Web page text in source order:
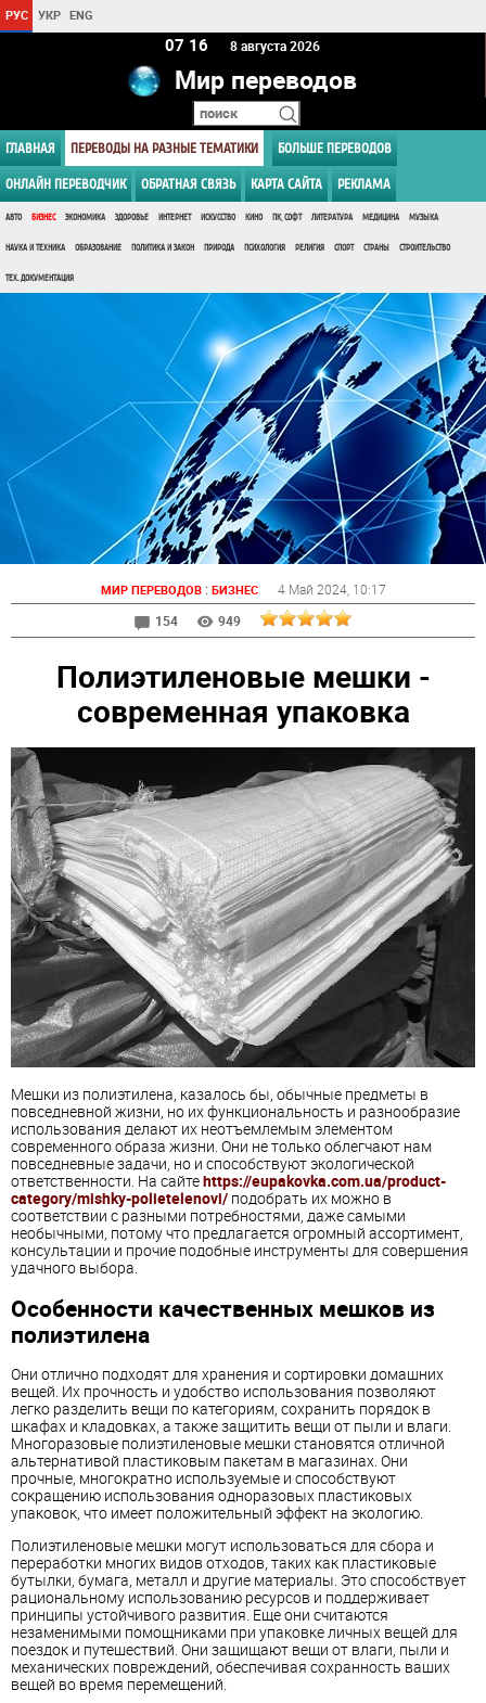
РУС УКР ENG
07:16 8 августа 2026
Мир переводов
ГЛАВНАЯ ПЕРЕВОДЫ НА РАЗНЫЕ ТЕМАТИКИ БОЛЬШЕ ПЕРЕВОДОВ
ОНЛАЙН ПЕРЕВОДЧИК ОБРАТНАЯ СВЯЗЬ КАРТА САЙТА РЕКЛАМА
АВТО БИЗНЕС ЭКОНОМИКА ЗДОРОВЬЕ ИНТЕРНЕТ ИСКУССТВО КИНО ПК, СОФТ ЛИТЕРАТУРА МЕДИЦИНА МУЗЫКА
НАУКА И ТЕХНИКА ОБРАЗОВАНИЕ ПОЛИТИКА И ЗАКОН ПРИРОДА ПСИХОЛОГИЯ РЕЛИГИЯ СПОРТ СТРАНЫ СТРОИТЕЛЬСТВО
ТЕХ. ДОКУМЕНТАЦИЯ
МИР ПЕРЕВОДОВ: БИЗНЕС 4 Май 2024, 10:17
154
949
Полиэтиленовые мешки -
современная упаковка
Мешки из полиэтилена, казалось бы, обычные предметы в
повседневной жизни, но их функциональность и разнообразие
использования делают их неотъемлемым элементом
современного образа жизни. Они не только облегчают нам
повседневные задачи, но и способствуют экологической
ответственности. На сайтеhttps://eupakovka.com.ua/product-
category/mishky-polietelenovi/ подобрать их можно в
соответствии с разными потребностями, даже самыми
необычными, потому что предлагается огромный ассортимент,
консультации и прочие подобные инструменты для совершения
удачного выбора.
Особенности качественных мешков из
полиэтилена
Они отлично подходят для хранения и сортировки домашних
вещей. Их прочность и удобство использования позволяют
легко разделить вещи по категориям, сохранить порядок в
шкафах и кладовках, а также защитить вещи от пыли и влаги.
Многоразовые полиэтиленовые мешки становятся отличной
альтернативой пластиковым пакетам в магазинах. Они
прочные, многократно используемые и способствуют
сокращению использования одноразовых пластиковых
упаковок, что имеет положительный эффект на экологию.
Полиэтиленовые мешки могут использоваться для сбора и
переработки многих видов отходов, таких как пластиковые
бутылки, бумага, металл и другие материалы. Это способствует
рациональному использованию ресурсов и поддерживает
принципы устойчивого развития. Еще они считаются
незаменимыми помощниками при упаковке личных вещей для
поездок и путешествий. Они защищают вещи от влаги, пыли и
механических повреждений, обеспечивая сохранность ваших
вещей во время перемещений.